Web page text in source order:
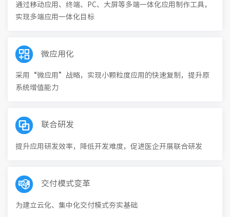
通过移动应用、终端、PC、大屏等多端一体化应用制作工具，
实现多端应用一体化目标
微应用化
采用“微应用”战略，实现小颗粒度应用的快速复制，提升原
系统增值能力
联合研发
提升应用研发效率，降低开发难度，促进医企开展联合研发
交付模式变革
为建立云化、集中化交付模式夯实基础